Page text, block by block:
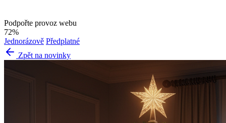
Podpořte provoz webu
72%
Jednorázově Předplatné
Zpět na novinky